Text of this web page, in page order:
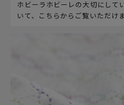
ホビーラホビーレの大切にして
いて、こちらからご覧いただけま